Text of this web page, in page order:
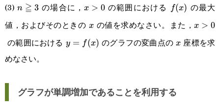
(3)n\geqq3
n ≧ 3の場合に，x>0
x > 0の範囲における f(x)
f(x) の最大
値，およびそのときのx
x の値を求めなさい。また，x>0
x > 0
の範囲における y=f(x)
y = f(x) のグラフの変曲点のx
x 座標を求
めなさい。
グラフが単調増加であることを利用する